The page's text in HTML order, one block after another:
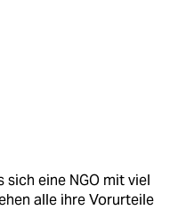
sich eine NGO mit viel
alle ihre Vorurteile